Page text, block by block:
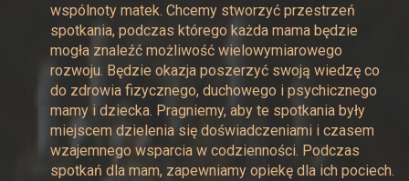
wspólnoty matek. Chcemy stworzyć przestrzeń
spotkania, podczas którego każda mama będzie
mogła znaleźć możliwość wielowymiarowego
rozwoju. Będzie okazja poszerzyć swoją wiedzę co
do zdrowia fizycznego, duchowego i psychicznego
mamy i dziecka. Pragniemy, aby te spotkania były
miejscem dzielenia się doświadczeniami i czasem
wzajemnego wsparcia w codzienności. Podczas
spotkań dla mam, zapewniamy opiekę dla ich pociech.